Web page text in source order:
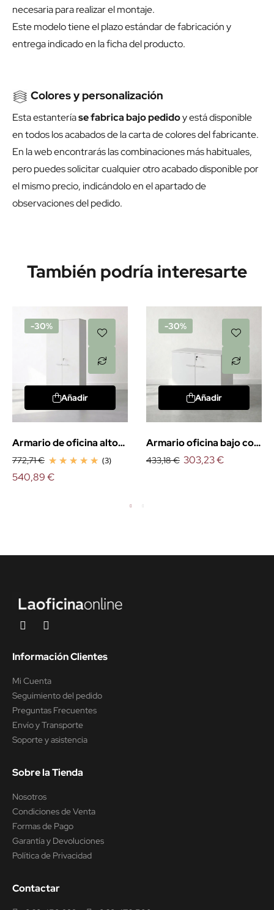
necesaria para realizar el montaje.
Este modelo tiene el plazo estándar de fabricación y
entrega indicado en la ficha del producto.
Colores y personalización
Esta estanteríase fabrica bajo pedidoy está disponible
en todos los acabados de la carta de colores del fabricante.
En la web encontrarás las combinaciones más habituales,
pero puedes solicitar cualquier otro acabado disponible por
el mismo precio, indicándolo en el apartado de
observaciones del pedido.
También podría interesarte
-30%
Añadir
Armario de oficina alto
con puertas
772,71 € (3)
540,89 €
-30%
Añadir
Armario oficina bajo con
puertas
433,18 € 303,23 €
Información Clientes
Mi Cuenta
Seguimiento del pedido
Preguntas Frecuentes
Envío y Transporte
Soporte y asistencia
Sobre la Tienda
Nosotros
Condiciones de Venta
Formas de Pago
Garantía y Devoluciones
Política de Privacidad
Contactar